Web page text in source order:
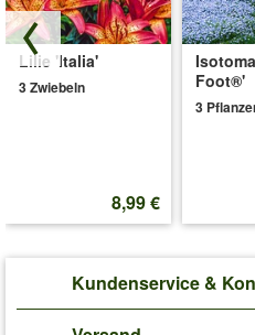
Lilie 'Italia'
3 Zwiebeln
8,99 €
Foot®'
3
Kundenservice &